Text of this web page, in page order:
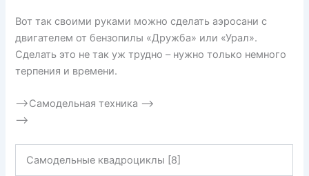
Вот так своими руками можно сделать аэросани с
двигателем от бензопилы «Дружба» или «Урал».
Сделать это не так уж трудно – нужно только немного
терпения и времени.
—>Самодельная техника —>
—>
Самодельные квадроциклы [8]